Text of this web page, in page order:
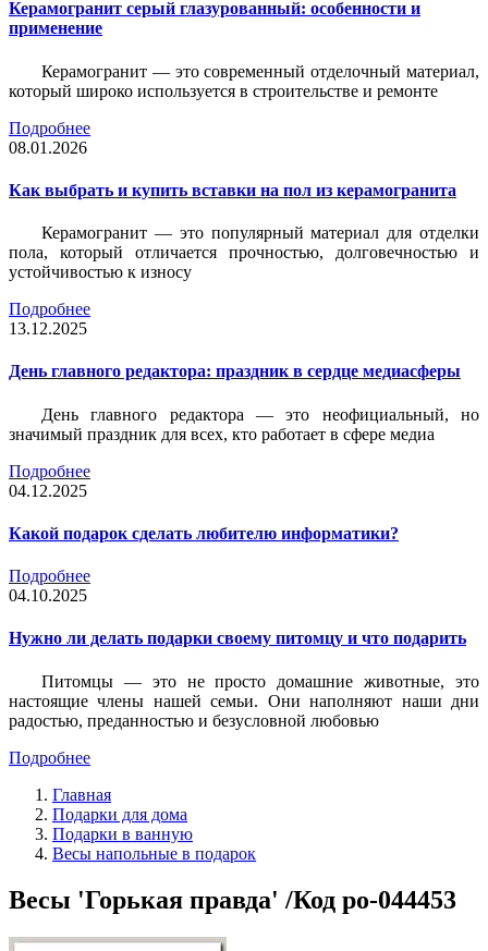
Керамогранит серый глазурованный: особенности и
применение
Керамогранит — это современный отделочный материал,
который широко используется в строительстве и ремонте
Подробнее
08.01.2026
Как выбрать и купить вставки на пол из керамогранита
Керамогранит — это популярный материал для отделки
пола, который отличается прочностью, долговечностью и
устойчивостью к износу
Подробнее
13.12.2025
День главного редактора: праздник в сердце медиасферы
День главного редактора — это неофициальный, но
значимый праздник для всех, кто работает в сфере медиа
Подробнее
04.12.2025
Какой подарок сделать любителю информатики?
Подробнее
04.10.2025
Нужно ли делать подарки своему питомцу и что подарить
Питомцы — это не просто домашние животные, это
настоящие члены нашей семьи. Они наполняют наши дни
радостью, преданностью и безусловной любовью
Подробнее
Главная
Подарки для дома
Подарки в ванную
Весы напольные в подарок
Весы 'Горькая правда' /Код po-044453